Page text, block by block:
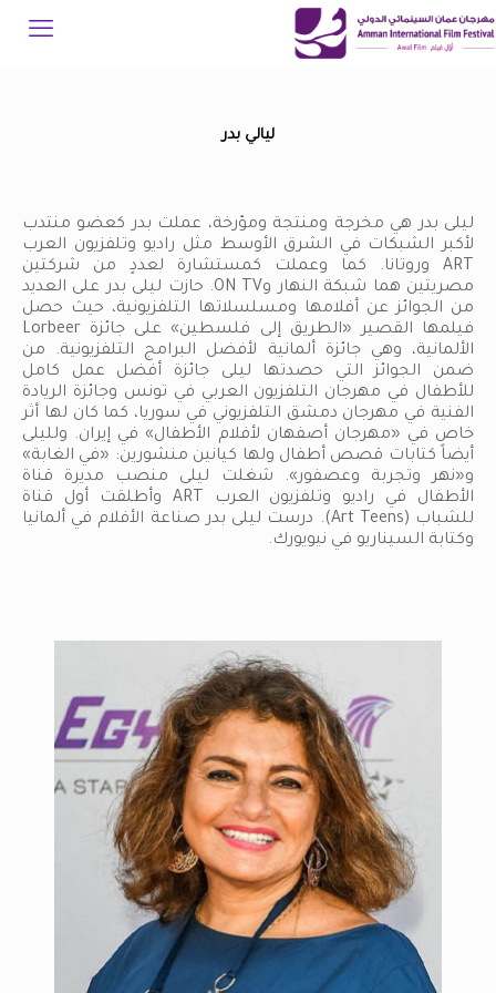
ليالي بدر
ليلى بدر هي مخرجة ومنتجة ومؤرخة، عملت بدر كعضو منتدب
لأكبر الشبكات في الشرق الأوسط مثل راديو وتلفزيون العرب
ART وروتانا. كما وعملت كمستشارة لعددٍ من شركتين
مصريتين هما شبكة النهار وON TV. حازت ليلى بدر على العديد
من الجوائز عن أفلامها ومسلسلاتها التلفزيونية، حيث حصل
فيلمها القصير «الطريق إلى فلسطين» على جائزة Lorbeer
الألمانية، وهي جائزة ألمانية لأفضل البرامج التلفزيونية. من
ضمن الجوائز التي حصدتها ليلى جائزة أفضل عمل كامل
للأطفال في مهرجان التلفزيون العربي في تونس وجائزة الريادة
الفنية في مهرجان دمشق التلفزيوني في سوريا، كما كان لها أثر
خاص في «مهرجان أصفهان لأفلام الأطفال» في إيران. ولليلى
أيضاً كتابات قصص أطفال ولها كيانين منشورين: «في الغابة»
و«نهر وتجربة وعصفور». شغلت ليلى منصب مديرة قناة
الأطفال في راديو وتلفزيون العرب ART وأطلقت أول قناة
للشباب (Art Teens). درست ليلى بدر صناعة الأفلام في ألمانيا
وكتابة السيناريو في نيويورك.